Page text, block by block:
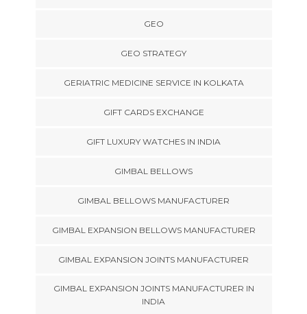
GEO
GEO STRATEGY
GERIATRIC MEDICINE SERVICE IN KOLKATA
GIFT CARDS EXCHANGE
GIFT LUXURY WATCHES IN INDIA
GIMBAL BELLOWS
GIMBAL BELLOWS MANUFACTURER
GIMBAL EXPANSION BELLOWS MANUFACTURER
GIMBAL EXPANSION JOINTS MANUFACTURER
GIMBAL EXPANSION JOINTS MANUFACTURER IN
INDIA